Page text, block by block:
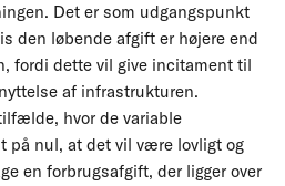
Det er som udgangspunkt
den løbende afgift er højere end
fordi dette vil give incitament til
af infrastrukturen.
hvor de variable
på nul, at det vil være lovligt og
en forbrugsafgift, der ligger over